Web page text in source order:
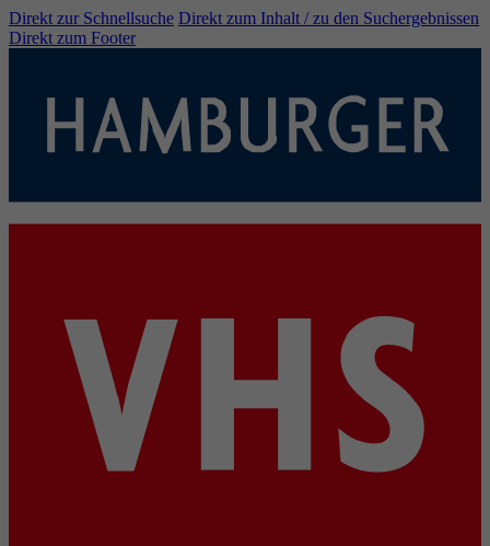
Direkt zur Schnellsuche Direkt zum Inhalt / zu den Suchergebnissen
Direkt zum Footer